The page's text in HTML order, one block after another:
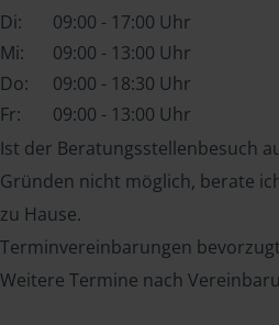
Di:
09:00 - 17:00 Uhr
Mi:
09:00 - 13:00 Uhr
Do:
09:00 - 18:30 Uhr
Fr:
09:00 - 13:00 Uhr
Ist der Beratungsstellenbesuch
Gründen nicht möglich, berate
zu Hause.
Terminvereinbarungen
Weitere Termine nach